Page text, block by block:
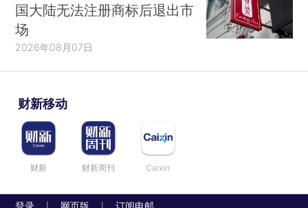
国大陆无法注册商标后退出市
场
2026年08月07日
财新移动
财新 财新周刊 Caixin
登录 网页版 订阅电邮